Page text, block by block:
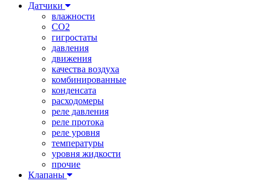
Датчики
влажности
CO2
гигростаты
давления
движения
качества воздуха
комбинированные
конденсата
расходомеры
реле давления
реле протока
реле уровня
температуры
уровня жидкости
прочие
Клапаны